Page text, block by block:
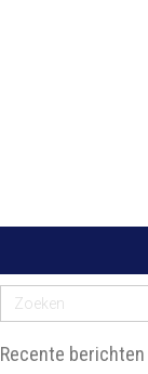
Recente berichten